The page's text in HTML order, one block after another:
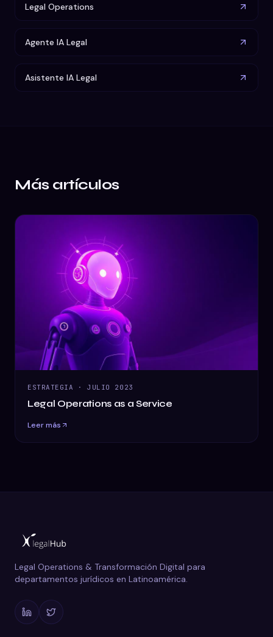
Legal Operations
Agente IA Legal
Asistente IA Legal
Más artículos
ESTRATEGIA ·JULIO 2023
Legal Operations as a Service
Leer más
Legal Operations & Transformación Digital para
departamentos jurídicos en Latinoamérica.